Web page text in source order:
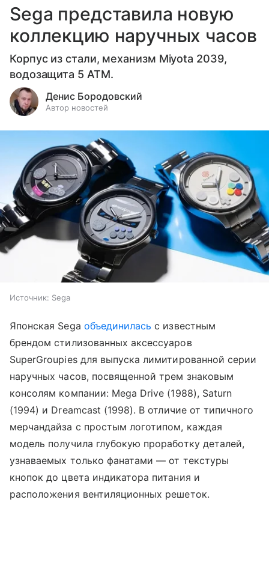
Sega представила новую
коллекцию наручных часов
Корпус из стали, механизм Miyota 2039,
водозащита 5 ATM.
Денис Бородовский
Автор новостей
Источник: Sega
Японская Sega объединилась с известным
брендом стилизованных аксессуаров
SuperGroupies для выпуска лимитированной серии
наручных часов, посвященной трем знаковым
консолям компании: Mega Drive (1988), Saturn
(1994) и Dreamcast (1998). В отличие от типичного
мерчандайза с простым логотипом, каждая
модель получила глубокую проработку деталей,
узнаваемых только фанатами — от текстуры
кнопок до цвета индикатора питания и
расположения вентиляционных решеток.